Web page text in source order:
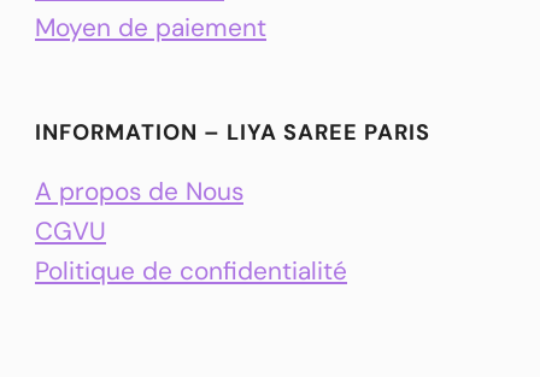
Moyen de paiement
INFORMATION – LIYA SAREE PARIS
A propos de Nous
CGVU
Politique de confidentialité